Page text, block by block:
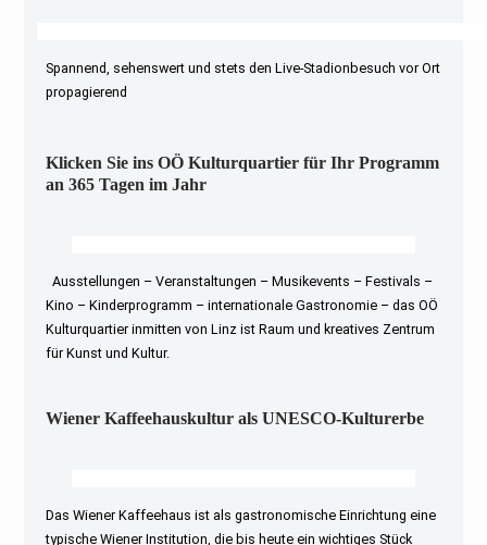
Spannend, sehenswert und stets den Live-Stadionbesuch vor Ort
propagierend
Klicken Sie ins OÖ Kulturquartier für Ihr Programm
an 365 Tagen im Jahr
Ausstellungen – Veranstaltungen – Musikevents – Festivals –
Kino – Kinderprogramm – internationale Gastronomie – das OÖ
Kulturquartier inmitten von Linz ist Raum und kreatives Zentrum
für Kunst und Kultur.
Wiener Kaffeehauskultur als UNESCO-Kulturerbe
Das Wiener Kaffeehaus ist als gastronomische Einrichtung eine
typische Wiener Institution, die bis heute ein wichtiges Stück